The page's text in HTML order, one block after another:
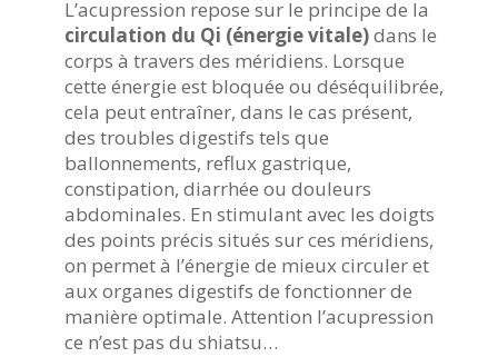
L’acupression repose sur le principe de la
circulation du Qi (énergie vitale)dans le
corps à travers des méridiens. Lorsque
cette énergie est bloquée ou déséquilibrée,
cela peut entraîner, dans le cas présent,
des troubles digestifs tels que
ballonnements, reflux gastrique,
constipation, diarrhée ou douleurs
abdominales. En stimulant avec les doigts
des points précis situés sur ces méridiens,
on permet à l’énergie de mieux circuler et
aux organes digestifs de fonctionner de
manière optimale. Attention l’acupression
ce n’est pas du shiatsu…